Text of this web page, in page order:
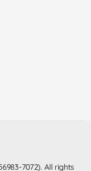
7072). All rights